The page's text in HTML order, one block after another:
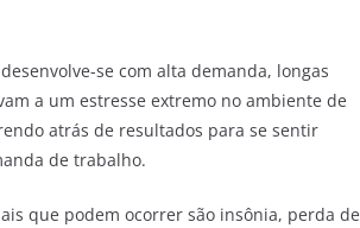
se com alta demanda, longas
a um estresse extremo no ambiente de
atrás de resultados para se sentir
de trabalho.
que podem ocorrer são insônia, perda de